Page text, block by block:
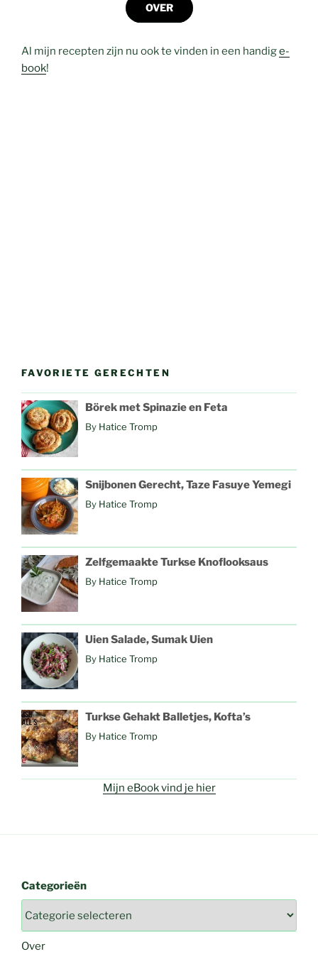
OVER
Al mijn recepten zijn nu ook te vinden in een handige-
book!
FAVORIETE GERECHTEN
Börek met Spinazie en Feta
By Hatice Tromp
Snijbonen Gerecht, Taze Fasuye Yemegi
By Hatice Tromp
Zelfgemaakte Turkse Knoflooksaus
By Hatice Tromp
Uien Salade, Sumak Uien
By Hatice Tromp
Turkse Gehakt Balletjes, Kofta’s
By Hatice Tromp
Mijn eBook vind je hier
Categorieën
Over